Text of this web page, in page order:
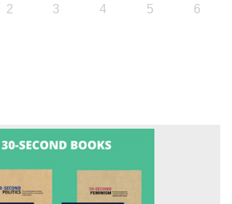
2 3 4 5 6